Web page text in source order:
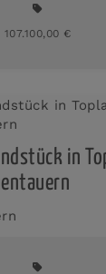
107.100,00 €
in